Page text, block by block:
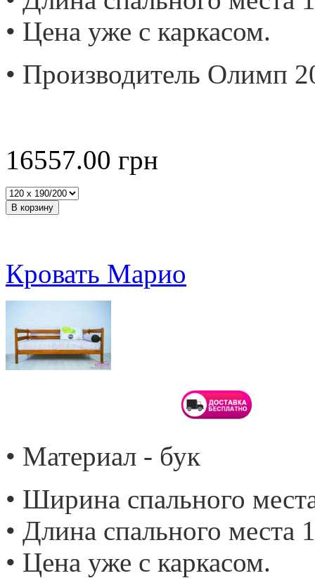
• Цена уже с каркасом.
• Производитель Олимп
16557.00 грн
Кровать Марио
• Материал - бук
• Ширина спального
• Длина спального места
• Цена уже с каркасом.